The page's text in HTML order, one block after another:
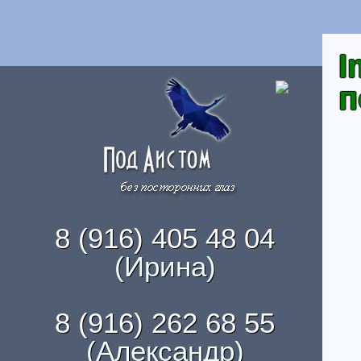
8 (916) 405 48 04
(Ирина)
8 (916) 262 68 55
(Александр)